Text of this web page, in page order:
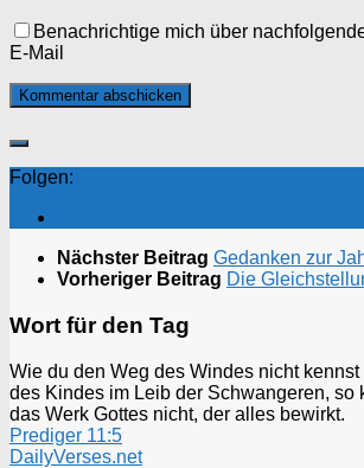
Benachrichtige mich über
E-Mail
Folgen:
Nächster Beitrag Gedanken zur
Vorheriger Beitrag Die
Wort für den Tag
Wie du den Weg des Windes nicht
des Kindes im Leib der Schwangeren, so
das Werk Gottes nicht, der alles bewirkt.
Prediger 11:5
DailyVerses.net